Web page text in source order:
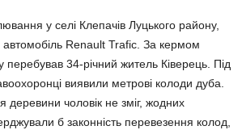
у селі Клепачів Луцького району,
автомобіль Renault Trafic. За кермом
перебував 34-річний житель Ківерець. Під
виявили метрові колоди дуба.
чоловік не зміг, жодних
б законність перевезення колод,